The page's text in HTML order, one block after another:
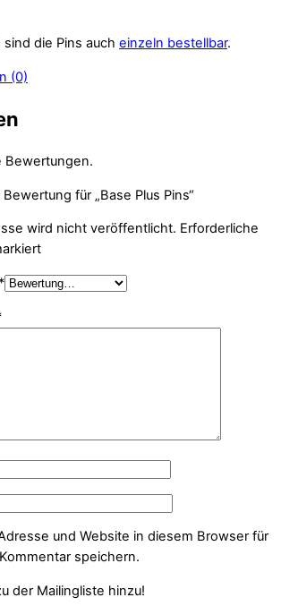
die Pins auch einzeln bestellbar.
(0)
Bewertungen.
für „Base Plus Pins“
wird nicht veröffentlicht. Erforderliche
*
und Website in diesem Browser für
speichern.
der Mailingliste hinzu!